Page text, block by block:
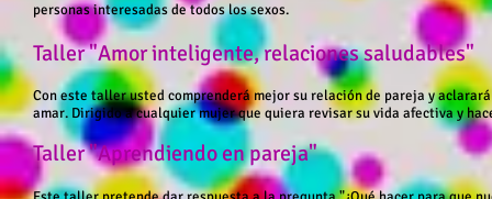
personas interesadas de todos los sexos.
Taller "Amor inteligente, relaciones saludables"
Con este taller usted comprenderá mejor su relación de pareja y
amar. Dirigido a cualquier mujer que quiera revisar su vida afectiva y
Taller "Aprendiendo en pareja"